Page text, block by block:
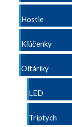
Hostie
Kľúčenky
Oltáriky
LED
Triptych